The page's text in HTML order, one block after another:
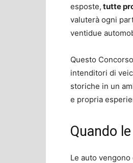
esposte, tutte
valuterà ogni
ventidue
Questo
intenditori di
storiche in un
e propria
Quando
Le auto